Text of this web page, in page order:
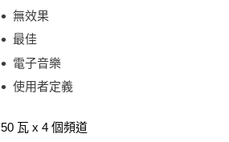
無效果
最佳
電子音樂
使用者定義
50 瓦 x 4 個頻道